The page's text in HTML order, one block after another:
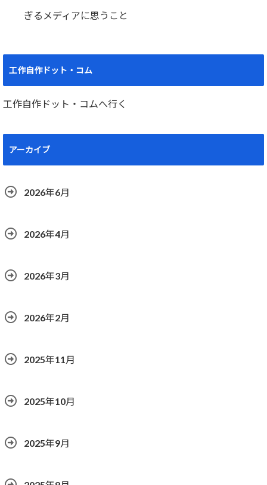
ぎるメディアに思うこと
工作自作ドット・コム
工作自作ドット・コムへ行く
アーカイブ
2026年6月
2026年4月
2026年3月
2026年2月
2025年11月
2025年10月
2025年9月